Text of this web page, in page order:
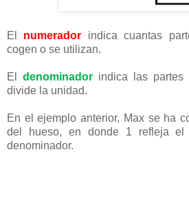
El numerador indica cuantas
cogen o se utilizan.
Eldenominador indica las
divide la unidad.
En el ejemplo anterior, Max se ha
del hueso, en donde 1 refleja
denominador.